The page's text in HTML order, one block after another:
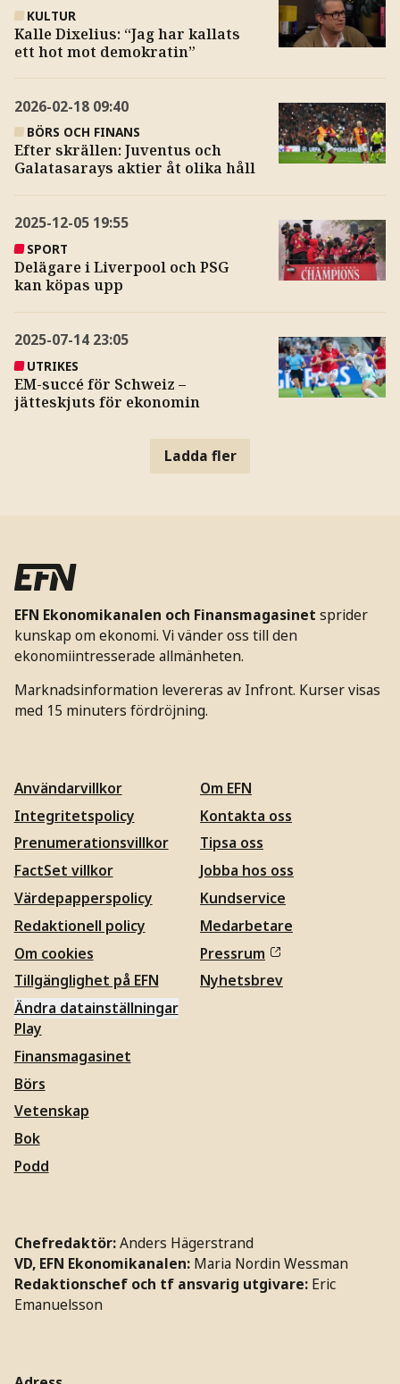
KULTUR
Kalle Dixelius: “Jag har kallats
ett hot mot demokratin”
2026-02-18 09:40
BÖRS OCH FINANS
Efter skrällen: Juventus och
Galatasarays aktier åt olika håll
2025-12-05 19:55
SPORT
Delägare i Liverpool och PSG
kan köpas upp
2025-07-14 23:05
UTRIKES
EM-succé för Schweiz –
jätteskjuts för ekonomin
Ladda fler
EFN Ekonomikanalen och Finansmagasinet sprider
kunskap om ekonomi. Vi vänder oss till den
ekonomiintresserade allmänheten.
Marknadsinformation levereras av Infront. Kurser visas
med 15 minuters fördröjning.
Användarvillkor
Integritetspolicy
Prenumerationsvillkor
FactSet villkor
Värdepapperspolicy
Redaktionell policy
Om cookies
Tillgänglighet på EFN
Ändra datainställningar
Om EFN
Kontakta oss
Tipsa oss
Jobba hos oss
Kundservice
Medarbetare
Pressrum
Nyhetsbrev
Play
Finansmagasinet
Börs
Vetenskap
Bok
Podd
Chefredaktör:Anders Hägerstrand
VD, EFN Ekonomikanalen: Maria Nordin Wessman
Redaktionschef och tf ansvarig utgivare: Eric
Emanuelsson